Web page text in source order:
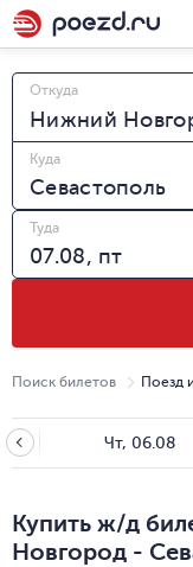
Откуда
Куда
Туда
Поиск билетов Поезд
Чт, 06.08
Купить ж/д
Новгород -